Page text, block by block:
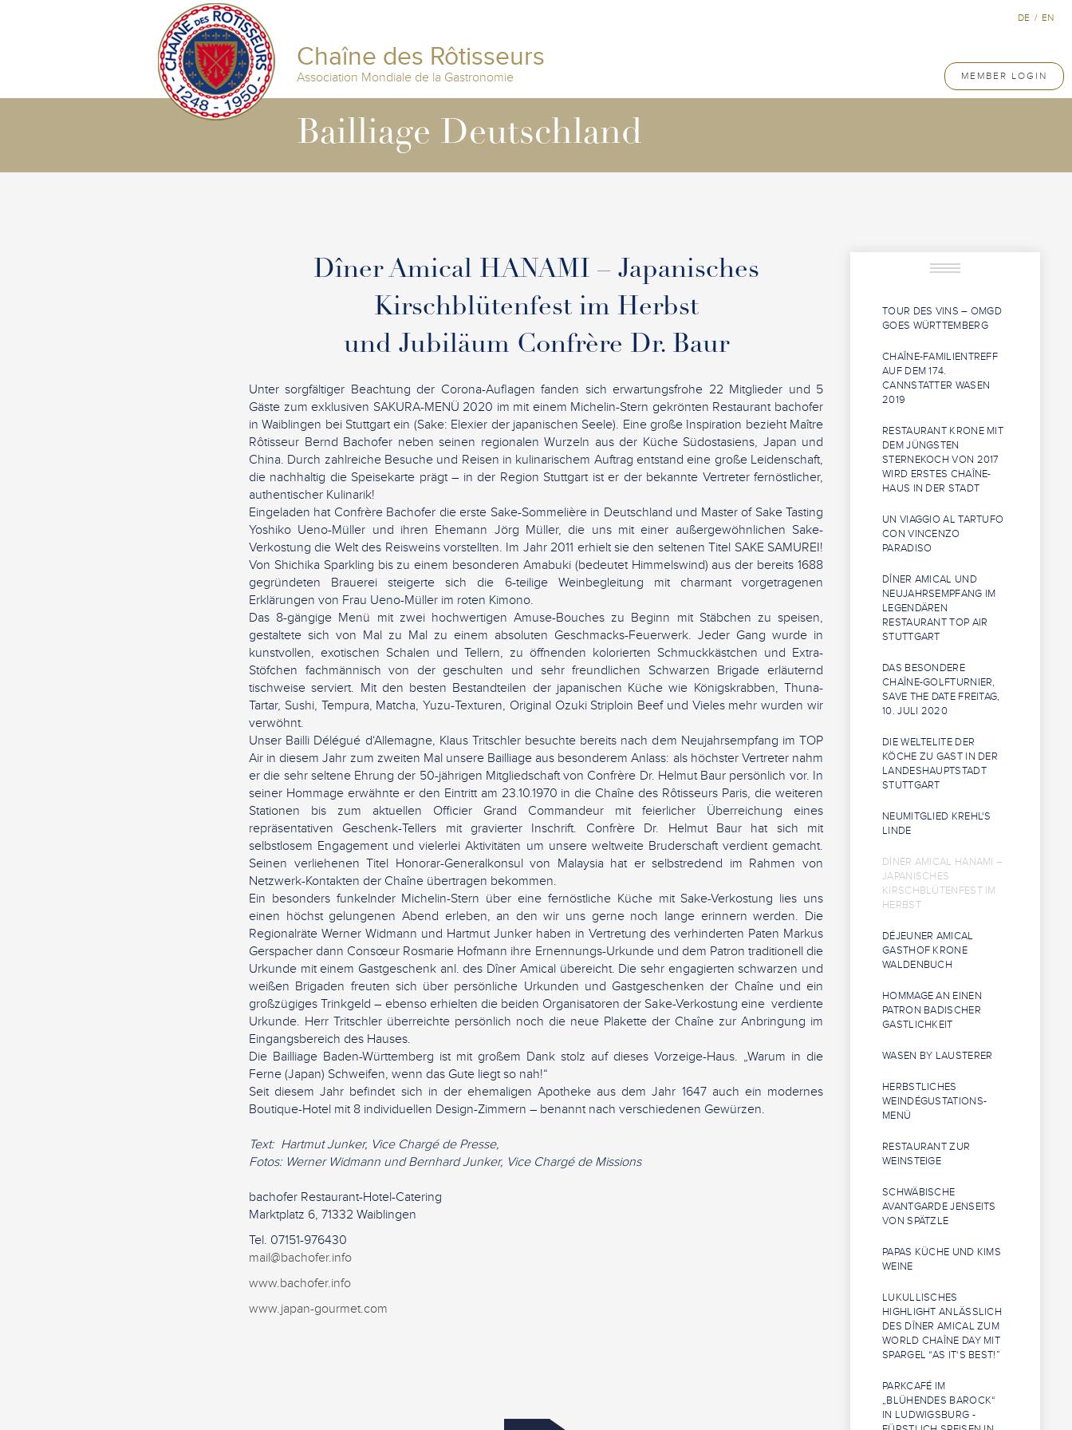
Chaîne des Rôtisseurs
Association Mondiale de la Gastronomie MEMBER LOGIN
DE / EN
Bailliage Deutschland
Dîner Amical HANAMI – Japanisches
Kirschblütenfest im Herbst
und Jubiläum Confrère Dr. Baur
Unter sorgfältiger Beachtung der Corona-Auflagen fanden sich erwartungsfrohe 22 Mitglieder und 5
Gäste zum exklusiven SAKURA-MENÜ 2020 im mit einem Michelin-Stern gekrönten Restaurant bachofer
in Waiblingen bei Stuttgart ein (Sake: Elexier der japanischen Seele). Eine große Inspiration bezieht Maître
Rôtisseur Bernd Bachofer neben seinen regionalen Wurzeln aus der Küche Südostasiens, Japan und
China. Durch zahlreiche Besuche und Reisen in kulinarischem Auftrag entstand eine große Leidenschaft,
die nachhaltig die Speisekarte prägt – in der Region Stuttgart ist er der bekannte Vertreter fernöstlicher,
authentischer Kulinarik!
Eingeladen hat Confrère Bachofer die erste Sake-Sommelière in Deutschland und Master of Sake Tasting
Yoshiko Ueno-Müller und ihren Ehemann Jörg Müller, die uns mit einer außergewöhnlichen Sake-
Verkostung die Welt des Reisweins vorstellten. Im Jahr 2011 erhielt sie den seltenen Titel SAKE SAMUREI!
Von Shichika Sparkling bis zu einem besonderen Amabuki (bedeutet Himmelswind) aus der bereits 1688
gegründeten Brauerei steigerte sich die 6-teilige Weinbegleitung mit charmant vorgetragenen
Erklärungen von Frau Ueno-Müller im roten Kimono.
Das 8-gängige Menü mit zwei hochwertigen Amuse-Bouches zu Beginn mit Stäbchen zu speisen,
gestaltete sich von Mal zu Mal zu einem absoluten Geschmacks-Feuerwerk. Jeder Gang wurde in
kunstvollen, exotischen Schalen und Tellern, zu öffnenden kolorierten Schmuckkästchen und Extra-
Stöfchen fachmännisch von der geschulten und sehr freundlichen Schwarzen Brigade erläuternd
tischweise serviert. Mit den besten Bestandteilen der japanischen Küche wie Königskrabben, Thuna-
Tartar, Sushi, Tempura, Matcha, Yuzu-Texturen, Original Ozuki Striploin Beef und Vieles mehr wurden wir
verwöhnt.
Unser Bailli Délégué d‘Allemagne, Klaus Tritschler besuchte bereits nach dem Neujahrsempfang im TOP
Air in diesem Jahr zum zweiten Mal unsere Bailliage aus besonderem Anlass: als höchster Vertreter nahm
er die sehr seltene Ehrung der 50-jährigen Mitgliedschaft von Confrère Dr. Helmut Baur persönlich vor. In
seiner Hommage erwähnte er den Eintritt am 23.10.1970 in die Chaîne des Rôtisseurs Paris, die weiteren
Stationen bis zum aktuellen Officier Grand Commandeur mit feierlicher Überreichung eines
repräsentativen Geschenk-Tellers mit gravierter Inschrift. Confrère Dr. Helmut Baur hat sich mit
selbstlosem Engagement und vielerlei Aktivitäten um unsere weltweite Bruderschaft verdient gemacht.
Seinen verliehenen Titel Honorar-Generalkonsul von Malaysia hat er selbstredend im Rahmen von
Netzwerk-Kontakten der Chaîne übertragen bekommen.
Ein besonders funkelnder Michelin-Stern über eine fernöstliche Küche mit Sake-Verkostung lies uns
einen höchst gelungenen Abend erleben, an den wir uns gerne noch lange erinnern werden. Die
Regionalräte Werner Widmann und Hartmut Junker haben in Vertretung des verhinderten Paten Markus
Gerspacher dann Consœur Rosmarie Hofmann ihre Ernennungs-Urkunde und dem Patron traditionell die
Urkunde mit einem Gastgeschenk anl. des Dîner Amical übereicht. Die sehr engagierten schwarzen und
weißen Brigaden freuten sich über persönliche Urkunden und Gastgeschenken der Chaîne und ein
großzügiges Trinkgeld – ebenso erhielten die beiden Organisatoren der Sake-Verkostung eine verdiente
Urkunde. Herr Tritschler überreichte persönlich noch die neue Plakette der Chaîne zur Anbringung im
Eingangsbereich des Hauses.
Die Bailliage Baden-Württemberg ist mit großem Dank stolz auf dieses Vorzeige-Haus. „Warum in die
Ferne (Japan) Schweifen, wenn das Gute liegt so nah!“
Seit diesem Jahr befindet sich in der ehemaligen Apotheke aus dem Jahr 1647 auch ein modernes
Boutique-Hotel mit 8 individuellen Design-Zimmern – benannt nach verschiedenen Gewürzen.
Text: Hartmut Junker, Vice Chargé de Presse,
Fotos: Werner Widmann und Bernhard Junker, Vice Chargé de Missions
bachofer Restaurant-Hotel-Catering
Marktplatz 6, 71332 Waiblingen
Tel. 07151-976430
mail@bachofer.info
www.bachofer.info
www.japan-gourmet.com
TOUR DES VINS – OMGD
GOES WÜRTTEMBERG
CHAÎNE-FAMILIENTREFF
AUF DEM 174.
CANNSTATTER WASEN
2019
RESTAURANT KRONE MIT
DEM JÜNGSTEN
STERNEKOCH VON 2017
WIRD ERSTES CHAÎNE-
HAUS IN DER STADT
UN VIAGGIO AL TARTUFO
CON VINCENZO
PARADISO
DÎNER AMICAL UND
NEUJAHRSEMPFANG IM
LEGENDÄREN
RESTAURANT TOP AIR
STUTTGART
DAS BESONDERE
CHAÎNE-GOLFTURNIER,
SAVE THE DATE FREITAG,
10. JULI 2020
DIE WELTELITE DER
KÖCHE ZU GAST IN DER
LANDESHAUPTSTADT
STUTTGART
NEUMITGLIED KREHL‘S
LINDE
DÎNER AMICAL HANAMI –
JAPANISCHES
KIRSCHBLÜTENFEST IM
HERBST
DÉJEUNER AMICAL
GASTHOF KRONE
WALDENBUCH
HOMMAGE AN EINEN
PATRON BADISCHER
GASTLICHKEIT
WASEN BY LAUSTERER
HERBSTLICHES
WEINDÉGUSTATIONS-
MENÜ
RESTAURANT ZUR
WEINSTEIGE
SCHWÄBISCHE
AVANTGARDE JENSEITS
VON SPÄTZLE
PAPAS KÜCHE UND KIMS
WEINE
LUKULLISCHES
HIGHLIGHT ANLÄSSLICH
DES DÎNER AMICAL ZUM
WORLD CHAÎNE DAY MIT
SPARGEL “AS IT‘S BEST!”
PARKCAFÉ IM
„BLÜHENDES BAROCK“
IN LUDWIGSBURG -